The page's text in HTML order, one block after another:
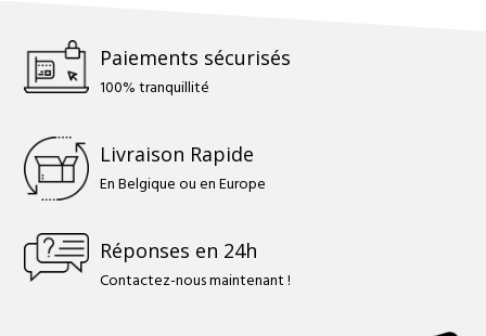
Paiements sécurisés
100% tranquillité
Livraison Rapide
En Belgique ou en Europe
Réponses en 24h
Contactez-nous maintenant !